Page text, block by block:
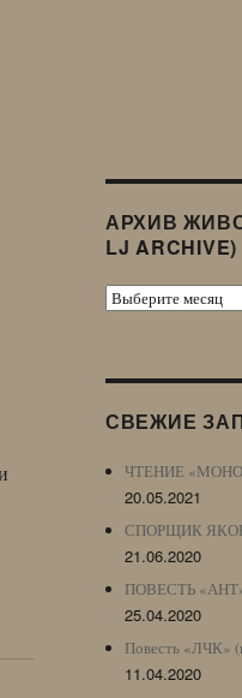
АРХИВ
LJ ARCHIVE)
Архив
Archive)
СВЕЖИЕ
ЧТЕНИЕ
20.05.2021
СПОРЩИК
21.06.2020
ПОВЕСТЬ
25.04.2020
Повесть «ЛЧК»
11.04.2020